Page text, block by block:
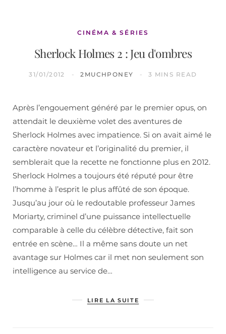
CINÉMA & SÉRIES
Sherlock Holmes 2 : Jeu d'ombres
31/01/2012 2MUCHPONEY 3 MINS READ
Après l’engouement généré par le premier opus, on
attendait le deuxième volet des aventures de
Sherlock Holmes avec impatience. Si on avait aimé le
caractère novateur et l’originalité du premier, il
semblerait que la recette ne fonctionne plus en 2012.
Sherlock Holmes a toujours été réputé pour être
l’homme à l’esprit le plus affûté de son époque.
Jusqu’au jour où le redoutable professeur James
Moriarty, criminel d’une puissance intellectuelle
comparable à celle du célèbre détective, fait son
entrée en scène… Il a même sans doute un net
avantage sur Holmes car il met non seulement son
intelligence au service de…
LIRE LA SUITE